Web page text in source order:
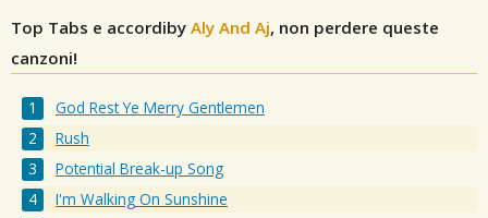
Top Tabs e accordiby Aly And Aj, non perdere queste
canzoni!
God Rest Ye Merry Gentlemen
Rush
Potential Break-up Song
I'm Walking On Sunshine